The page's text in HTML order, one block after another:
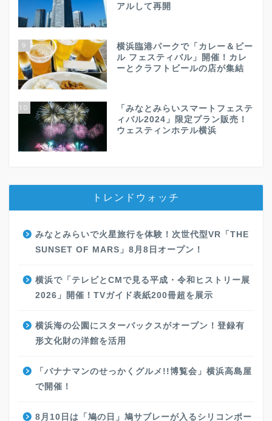
アルして再開
9
横浜臨港パークで「カレー＆ビー
ル フェスティバル」開催！カレ
ーとクラフトビールの店が集結
10
「みなとみらいスマートフェステ
ィバル2024」限定プラン販売！
ウェスティンホテル横浜
トレンドウォッチ
みなとみらいで火星旅行を体験！次世代型VR「THE
SUNSET OF MARS」8月8日オープン！
横浜で「テレビとCMで見る平成・令和ヒストリー展
2026」開催！TVガイド表紙200冊超を展示
横浜海の公園にスターバックスがオープン！登録有
形文化財の洋館を活用
「バナナマンのせっかくグルメ!!博覧会」横浜高島屋
で開催！
8月10日は「鳩の日」鳩サブレーが入るシリコンポー